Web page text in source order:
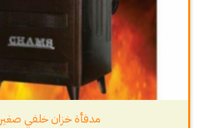
مدفأة خزان خلفي صغير